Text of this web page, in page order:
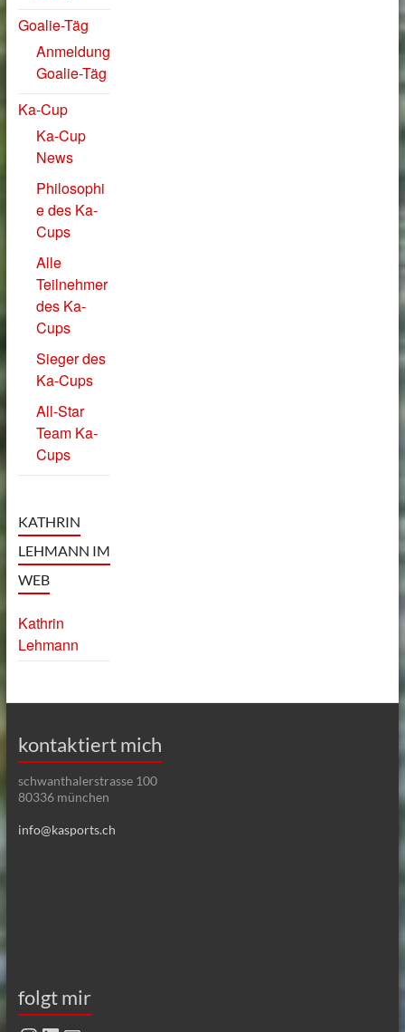
Goalie-Täg
Anmeldung
Goalie-Täg
Ka-Cup
Ka-Cup
News
Philosophi
e des Ka-
Cups
Alle
Teilnehmer
des Ka-
Cups
Sieger des
Ka-Cups
All-Star
Team Ka-
Cups
KATHRIN
LEHMANN IM
WEB
Kathrin
Lehmann
kontaktiert mich
schwanthalerstrasse 100
80336 münchen
info@kasports.ch
folgt mir